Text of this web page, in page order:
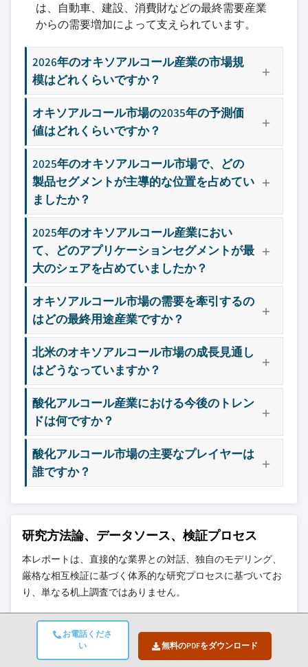
お電話くださ
い
無料のPDFをダウンロード
は、自動車、建設、消費財などの最終需要産業
からの需要増加によって支えられています。
2026年のオキソアルコール産業の市場規
模はどれくらいですか？
オキソアルコール市場の2035年の予測価
値はどれくらいですか？
2025年のオキソアルコール市場で、どの
製品セグメントが主導的な位置を占めてい
ましたか？
2025年のオキソアルコール産業におい
て、どのアプリケーションセグメントが最
大のシェアを占めていましたか？
オキソアルコール市場の需要を牽引するの
はどの最終用途産業ですか？
北米のオキソアルコール市場の成長見通し
はどうなっていますか？
酸化アルコール産業における今後のトレン
ドは何ですか？
酸化アルコール市場の主要なプレイヤーは
誰ですか？
研究方法論、データソース、検証プロセス
本レポートは、直接的な業界との対話、独自のモデリング、
厳格な相互検証に基づく体系的な研究プロセスに基づいてお
り、単なる机上調査ではありません。
6ステップの研究プロセス